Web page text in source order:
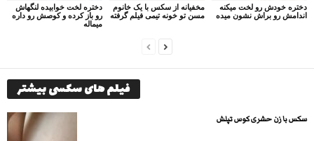
دختره لخت خوابیده لنگهاش
رو باز کرده و کوصش رو داره
میماله
مخفیانه از سکس با یک خانوم
مسن تو خونه تیمی فیلم گرفته
دختره خودش رو لخت میکنه
اندامش رو براش نشون میده
فیلم های سکسی بیشتر
سکس با زن حشری کوس تپلش